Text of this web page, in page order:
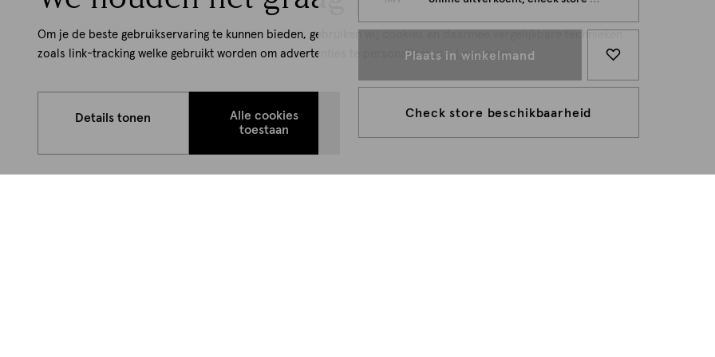
Om je de beste gebruikservaring te kunnen bieden, gebruiken wij cookies en daarmee vergelijkbare technieken
zoals link-tracking welke gebruikt worden om advertenties te personaliseren... Lees meer
Details tonen
Alle cookies
toestaan
Plaats in winkelmand
Check store beschikbaarheid